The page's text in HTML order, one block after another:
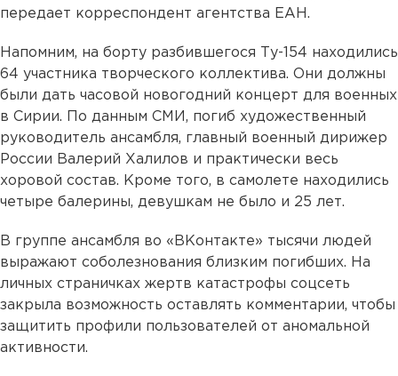
передает корреспондент агентства ЕАН.
Напомним, на борту разбившегося Ту-154 находились
64 участника творческого коллектива. Они должны
были дать часовой новогодний концерт для военных
в Сирии. По данным СМИ, погиб художественный
руководитель ансамбля, главный военный дирижер
России Валерий Халилов и практически весь
хоровой состав. Кроме того, в самолете находились
четыре балерины, девушкам не было и 25 лет.
В группе ансамбля во «ВКонтакте» тысячи людей
выражают соболезнования близким погибших. На
личных страничках жертв катастрофы соцсеть
закрыла возможность оставлять комментарии, чтобы
защитить профили пользователей от аномальной
активности.